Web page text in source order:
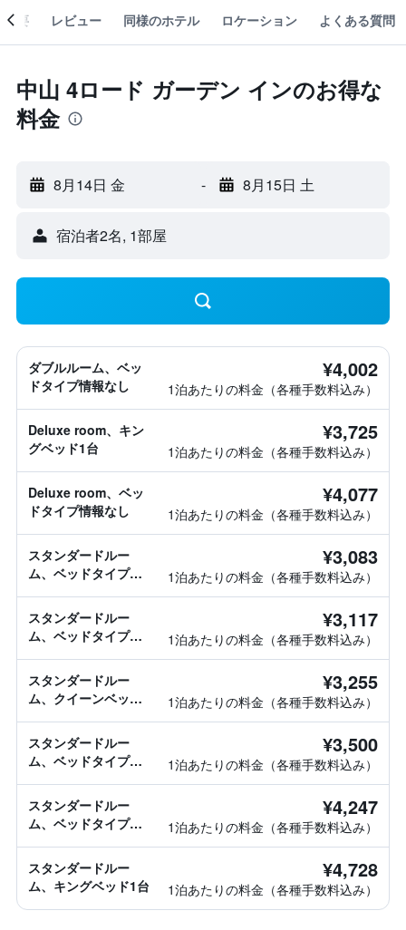
概要 レビュー 同様のホテル ロケーション よくある質問
中山 4ロード ガーデン インのお得な
料金
8月14日 金 - 8月15日 土
宿泊者2名, 1​部屋
ダブルルーム、ベッ
ドタイプ情報なし
¥4,002
1泊あたりの料金（各種手数料込み）
Deluxe room、キン
グベッド1台
¥3,725
1泊あたりの料金（各種手数料込み）
Deluxe room、ベッ
ドタイプ情報なし
¥4,077
1泊あたりの料金（各種手数料込み）
スタンダードルー
ム、ベッドタイプ情
¥3,083
1泊あたりの料金（各種手数料込み）
スタンダードルー
ム、ベッドタイプ情
¥3,117
1泊あたりの料金（各種手数料込み）
スタンダードルー
ム、クイーンベッド1
¥3,255
1泊あたりの料金（各種手数料込み）
スタンダードルー
ム、ベッドタイプ情
¥3,500
1泊あたりの料金（各種手数料込み）
スタンダードルー
ム、ベッドタイプ情
¥4,247
1泊あたりの料金（各種手数料込み）
スタンダードルー
ム、キングベッド1台
¥4,728
1泊あたりの料金（各種手数料込み）